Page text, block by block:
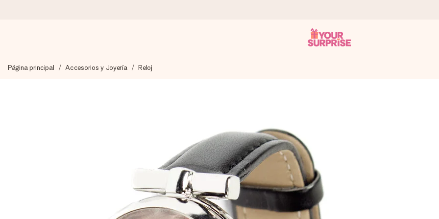
Preparamos tu regalo con cuidado y lo enviamos al vuelo, para que lo entregues en el momento perfecto, cuando más importa.
Crea algo único en pocos pasos – con su nombre, tu foto o un mensaje que llegue al corazón. Sin complicaciones, solo todo el
Página principal Accesorios y Joyería Reloj